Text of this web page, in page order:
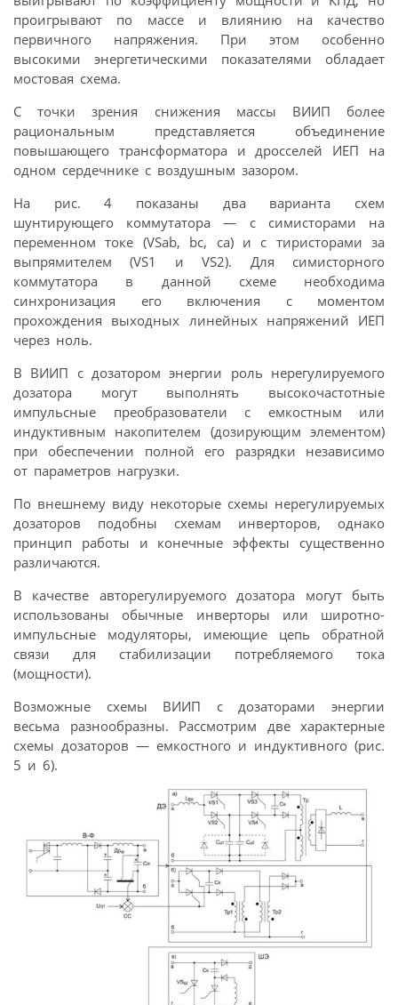
проигрывают по массе и влиянию на качество
первичного напряжения. При этом особенно
высокими энергетическими показателями обладает
мостовая схема.
С точки зрения снижения массы ВИИП более
рациональным представляется объединение
повышающего трансформатора и дросселей ИЕП на
одном сердечнике с воздушным зазором.
На рис. 4 показаны два варианта схем
шунтирующего коммутатора — с симисторами на
переменном токе (VSab, bc, ca) и с тиристорами за
выпрямителем (VS1 и VS2). Для симисторного
коммутатора в данной схеме необходима
синхронизация его включения с моментом
прохождения выходных линейных напряжений ИЕП
через ноль.
В ВИИП с дозатором энергии роль нерегулируемого
дозатора могут выполнять высокочастотные
импульсные преобразователи с емкостным или
индуктивным накопителем (дозирующим элементом)
при обеспечении полной его разрядки независимо
от параметров нагрузки.
По внешнему виду некоторые схемы нерегулируемых
дозаторов подобны схемам инверторов, однако
принцип работы и конечные эффекты существенно
различаются.
В качестве авторегулируемого дозатора могут быть
использованы обычные инверторы или широтно-
импульсные модуляторы, имеющие цепь обратной
связи для стабилизации потребляемого тока
(мощности).
Возможные схемы ВИИП с дозаторами энергии
весьма разнообразны. Рассмотрим две характерные
схемы дозаторов — емкостного и индуктивного (рис.
5 и 6).